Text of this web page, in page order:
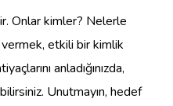
Onlar kimler? Nelerle
etkili bir kimlik
anladığınızda,
Unutmayın, hedef